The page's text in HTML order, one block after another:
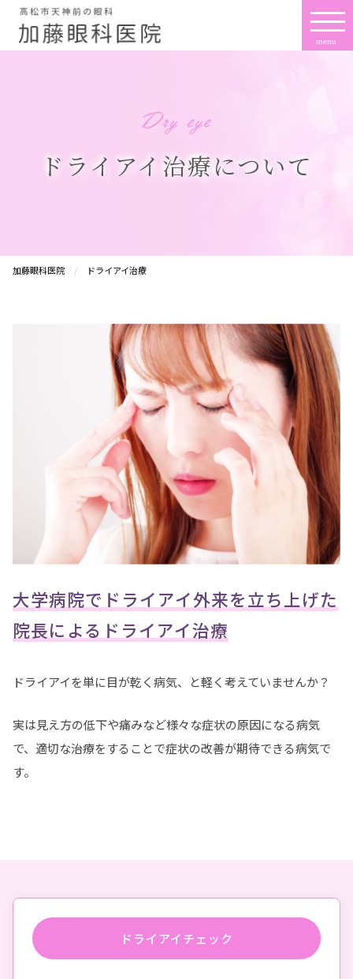
ドライアイ治療について
加藤眼科医院 ドライアイ治療
大学病院でドライアイ外来を立ち上げた
院長によるドライアイ治療
ドライアイを単に目が乾く病気、と軽く考えていませんか？
実は見え方の低下や痛みなど様々な症状の原因になる病気
で、適切な治療をすることで症状の改善が期待できる病気で
す。
ドライアイチェック